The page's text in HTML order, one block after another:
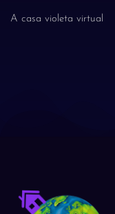
A casa violeta virtual